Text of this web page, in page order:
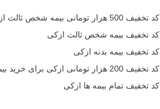
کد تخفیف 500 هزار تومانی بیمه شخص ثالث ازکی
کد تخفیف بیمه شخص ثالث ازکی
کد تخفیف بیمه بدنه ازکی
کد تخفیف 200 هزار تومانی ازکی برای خرید بیمه بدنه و ثالث
کد تخفیف تمام بیمه ها ازکی